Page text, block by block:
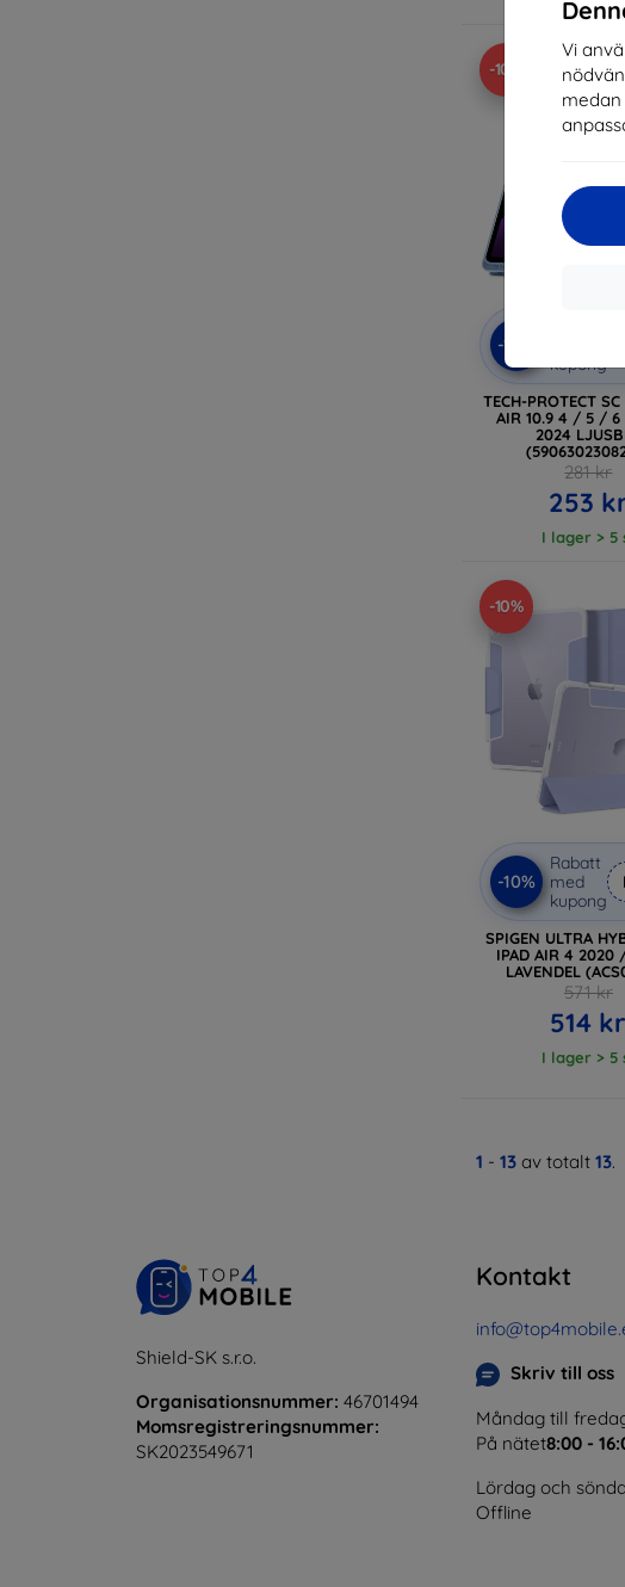
Vi
I lager 4
-10%
-10%
kupong
TECH-PROTECT
AIR 10.9 4 / 5 /
2024
281 kr
253
I lager > 5
-10%
-10%
Rabatt
med
kupong
SPIGEN ULTRA
IPAD AIR 4 2020
LAVENDEL
571 kr
514 kr
I lager > 5
1 - 13 av totalt 13.
Shield-SK s.r.o.
Organisationsnummer: 46701494
Momsregistreringsnummer:
SK2023549671
Kontakt
Skriv till oss
Måndag till
På nätet8:00 -
Lördag och
Offline